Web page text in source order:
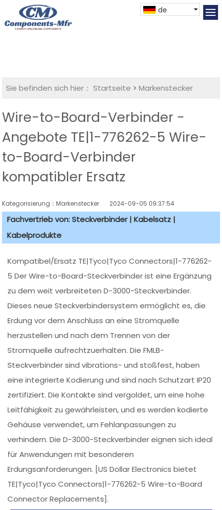
de
Sie befinden sich hier： Startseite >Markenstecker
Wire-to-Board-Verbinder -
Angebote TE|1-776262-5 Wire-
to-Board-Verbinder
kompatibler Ersatz
Kategorisierung：Markenstecker 2024-09-05 09:37:54
Fachvertrieb von: Steckverbinder | Kabelsatz |
Kabelprodukte
Kompatibel/Ersatz TE|Tyco|Tyco Connectors|1-776262-
5 Der Wire-to-Board-Steckverbinder ist eine Ergänzung
zu dem weit verbreiteten D-3000-Steckverbinder.
Dieses neue Steckverbindersystem ermöglicht es, die
Erdung vor dem Anschluss an eine Stromquelle
herzustellen und nach dem Trennen von der
Stromquelle aufrechtzuerhalten. Die FMLB-
Steckverbinder sind vibrations- und stoßfest, haben
eine integrierte Kodierung und sind nach Schutzart IP20
zertifiziert. Die Kontakte sind vergoldet, um eine hohe
Leitfähigkeit zu gewährleisten, und es werden kodierte
Gehäuse verwendet, um Fehlanpassungen zu
verhindern. Die D-3000-Steckverbinder eignen sich ideal
für Anwendungen mit besonderen
Erdungsanforderungen. [US Dollar Electronics bietet
TE|Tyco|Tyco Connectors|1-776262-5 Wire-to-Board
Connector Replacements].